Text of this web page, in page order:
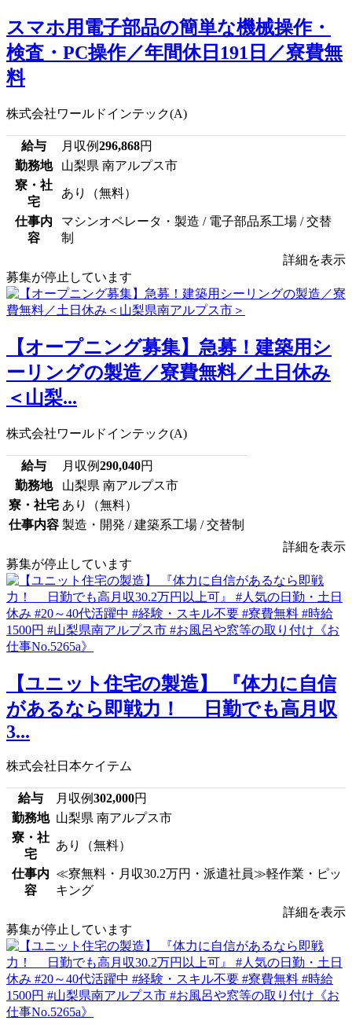
スマホ用電子部品の簡単な機械操作・
検査・PC操作／年間休日191日／寮費無
料
株式会社ワールドインテック(A)
給与 月収例296,868円
勤務地
山梨県 南アルプス市
寮・社
宅
あり（無料）
仕事内
容
マシンオペレータ・製造 / 電子部品系工場 / 交替
制
詳細を表示
募集が停止しています
【オープニング募集】急募！建築用シ
ーリングの製造／寮費無料／土日休み
＜山梨...
株式会社ワールドインテック(A)
給与 月収例290,040円
勤務地
山梨県 南アルプス市
寮・社宅 あり（無料）
仕事内容 製造・開発 / 建築系工場 / 交替制
詳細を表示
募集が停止しています
【ユニット住宅の製造】 『体力に自信
があるなら即戦力！ 日勤でも高月収
3...
株式会社日本ケイテム
給与 月収例302,000円
勤務地 山梨県 南アルプス市
寮・社
宅
あり（無料）
仕事内
容
≪寮無料・月収30.2万円・派遣社員≫軽作業・ピッ
キング
詳細を表示
募集が停止しています